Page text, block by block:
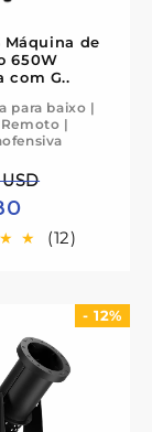
Máquina de
650W
com G..
para baixo |
|
(12)
- 12%